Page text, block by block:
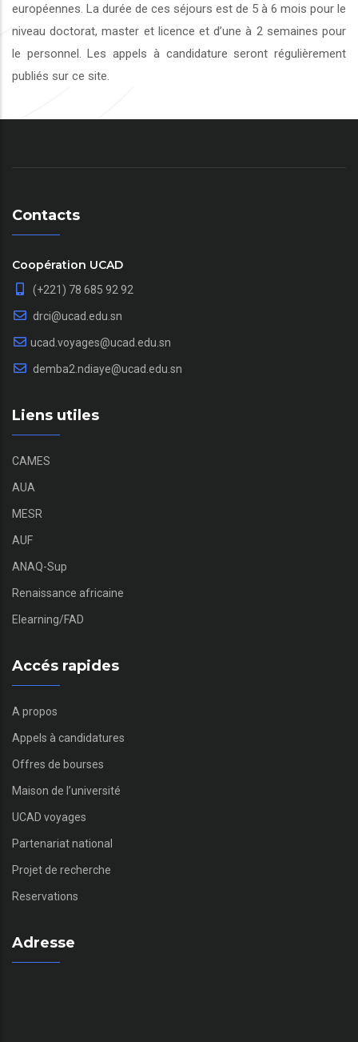
européennes. La durée de ces séjours est de 5 à 6 mois pour le
niveau doctorat, master et licence et d’une à 2 semaines pour
le personnel. Les appels à candidature seront régulièrement
publiés sur ce site.
Contacts
Coopération UCAD
(+221) 78 685 92 92
drci@ucad.edu.sn
ucad.voyages@ucad.edu.sn
demba2.ndiaye@ucad.edu.sn
Liens utiles
CAMES
AUA
MESR
AUF
ANAQ-Sup
Renaissance africaine
Elearning/FAD
Accés rapides
A propos
Appels à candidatures
Offres de bourses
Maison de l’université
UCAD voyages
Partenariat national
Projet de recherche
Reservations
Adresse